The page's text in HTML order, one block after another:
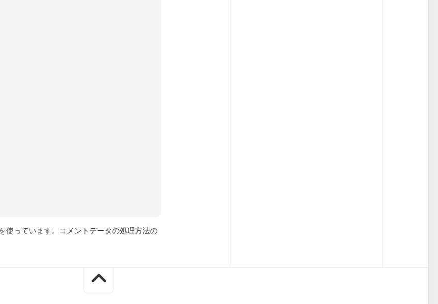
っています。 コメントデータの処理方法の